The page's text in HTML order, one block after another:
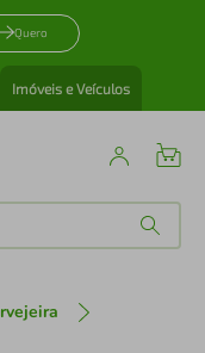
Quero
Imóveis e Veículos